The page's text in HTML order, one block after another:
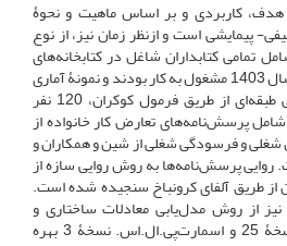
کاربردی و بر اساس ماهیت و نحوۀ
پیمایشی است و ازنظر زمان نیز، از نوع
تمامی کتابداران شاغل در کتابخانه‌های
عمومی استان مرکزی که در سال 1403 مشغول به کار بودند و نمونۀ آماری
به روش نمونه‌گیری تصادفی طبقه‌ای از طریق فرمول کوکران، 120 نفر
شامل پرسش‌نامه‌های تعارض کار خانواده از
و فرسودگی شغلی از شین و همکاران و
پرسش‌نامه‌ها به روش روایی سازه از
از طریق آلفای کرونباخ سنجیده شده است.
از روش مدل‌یابی معادلات ساختاری و
نرم‌افزار اس.پی.اس.اس. نسخۀ 25 و اسمارت‌پی.ال.اس. نسخۀ 3 بهره